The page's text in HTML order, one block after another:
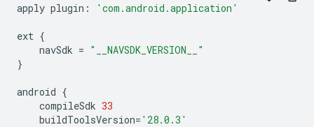
apply plugin : 'com.android.application'
ext {
navSdk = "__NAVSDK_VERSION__"
}
android {
compileSdk 33
buildToolsVersion= '28.0.3'